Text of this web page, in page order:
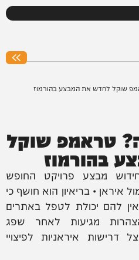
שוקל לחדש את המבצע בהורמוז
טראמפ שוקל
בהורמוז
מבצע פרויקט החופש
איראן • בריאיון הוא חושף כי
להם יכולת לטפל באתרים
מגיעות לאחר שפג
דרישות איראניות לפיצויי